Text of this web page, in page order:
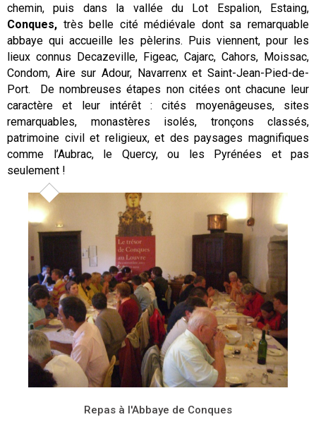
chemin, puis dans la vallée du Lot Espalion, Estaing,
Conques, très belle cité médiévale dont sa remarquable
abbaye qui accueille les pèlerins. Puis viennent, pour les
lieux connus Decazeville, Figeac, Cajarc, Cahors, Moissac,
Condom, Aire sur Adour, Navarrenx et Saint-Jean-Pied-de-
Port. De nombreuses étapes non citées ont chacune leur
caractère et leur intérêt : cités moyenâgeuses, sites
remarquables, monastères isolés, tronçons classés,
patrimoine civil et religieux, et des paysages magnifiques
comme l’Aubrac, le Quercy, ou les Pyrénées et pas
seulement !
Repas à l'Abbaye de Conques